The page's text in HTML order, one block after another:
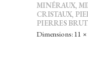
MINÉRAUX,
CRISTAUX,
PIERRES
Dimensions: 11